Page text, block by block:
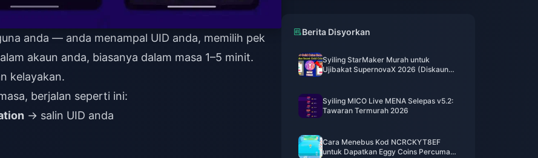
anda — anda menampal UID anda, memilih pek
akaun anda, biasanya dalam masa 1–5 minit.
kelayakan.
berjalan seperti ini:
→ salin UID anda
Berita Disyorkan
Syiling StarMaker Murah untuk
Ujibakat SupernovaX 2026 (Diskaun
Syiling MICO Live MENA Selepas v5.2:
Tawaran Termurah 2026
Cara Menebus Kod NCRCKYT8EF
untuk Dapatkan Eggy Coins Percuma